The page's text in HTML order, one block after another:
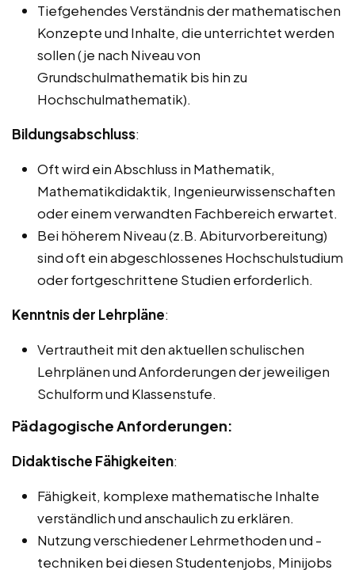
Tiefgehendes Verständnis der mathematischen
Konzepte und Inhalte, die unterrichtet werden
sollen (je nach Niveau von
Grundschulmathematik bis hin zu
Hochschulmathematik).
Bildungsabschluss:
Oft wird ein Abschluss in Mathematik,
Mathematikdidaktik, Ingenieurwissenschaften
oder einem verwandten Fachbereich erwartet.
Bei höherem Niveau (z.B. Abiturvorbereitung)
sind oft ein abgeschlossenes Hochschulstudium
oder fortgeschrittene Studien erforderlich.
Kenntnis der Lehrpläne:
Vertrautheit mit den aktuellen schulischen
Lehrplänen und Anforderungen der jeweiligen
Schulform und Klassenstufe.
Pädagogische Anforderungen:
Didaktische Fähigkeiten:
Fähigkeit, komplexe mathematische Inhalte
verständlich und anschaulich zu erklären.
Nutzung verschiedener Lehrmethoden und -
techniken bei diesen Studentenjobs, Minijobs